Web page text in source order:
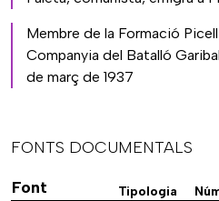
Membre de la Formació
Companyia del Batalló
de març de 1937
FONTS DOCUMENTALS
Font
Tipologia